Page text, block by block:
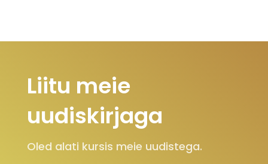
Liitu meie
uudiskirjaga
Oled alati kursis meie uudistega.